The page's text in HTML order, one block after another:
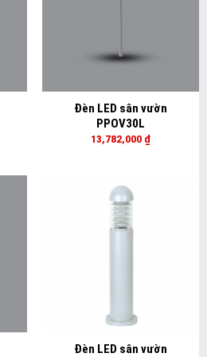
Đèn LED sân vườn
PPOV30L
13,782,000 ₫
Đèn LED sân vườn